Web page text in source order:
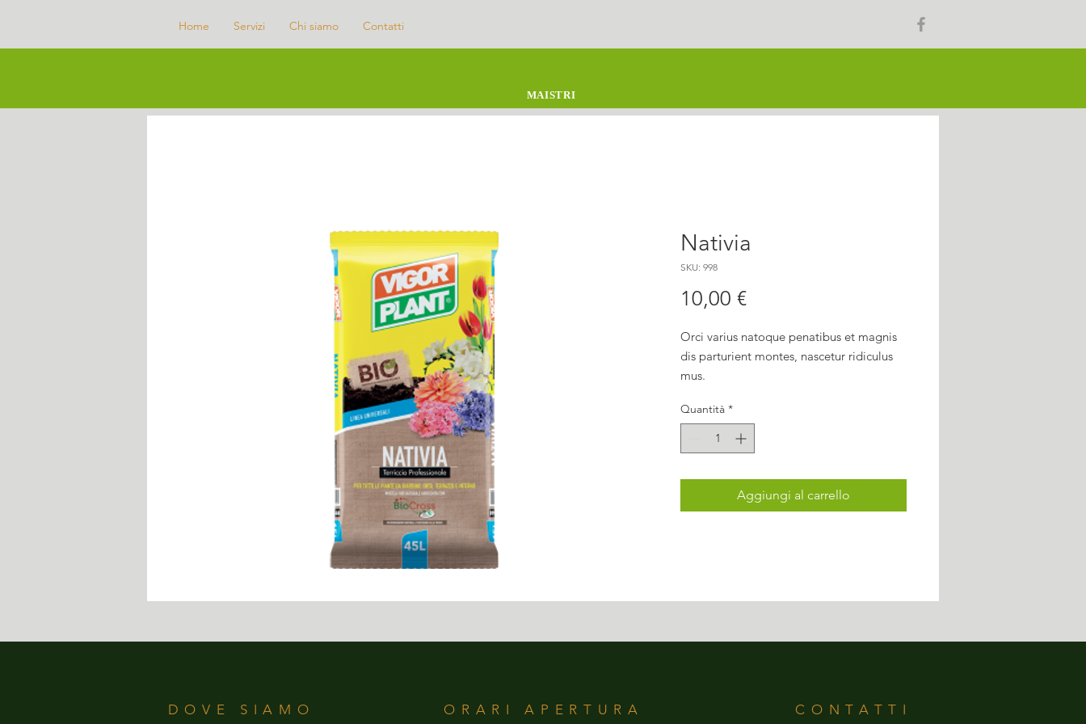
Home Servizi Chi siamo Contatti
MAISTRI
Nativia
SKU: 998
10,00 €Prezzo
Orci varius natoque penatibus et magnis
dis parturient montes, nascetur ridiculus
mus.
Quantità *
Aggiungi al carrello
DOVE SIAMO ORARI APERTURA CONTATTI